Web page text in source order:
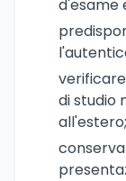
d'esame
di studio
all'estero;